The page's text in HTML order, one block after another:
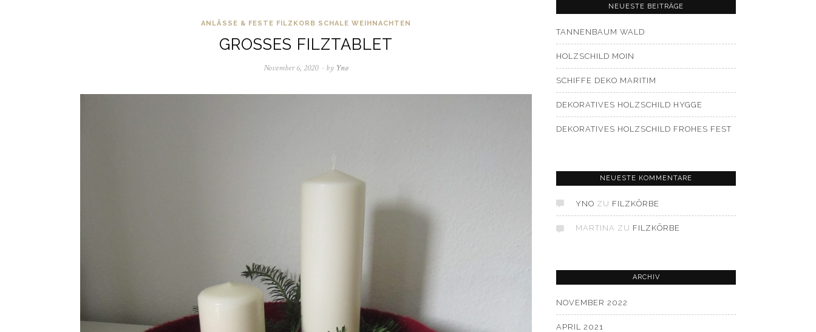
ANLÄSSE & FESTE FILZKORB SCHALE WEIHNACHTEN
GROSSES FILZTABLET
November 6, 2020April
2021
by Yno
NEUESTE BEITRÄGE
TANNENBAUM WALD
HOLZSCHILD MOIN
SCHIFFE DEKO MARITIM
DEKORATIVES HOLZSCHILD HYGGE
DEKORATIVES HOLZSCHILD FROHES FEST
NEUESTE KOMMENTARE
YNO ZU FILZKÖRBE
MARTINA ZU FILZKÖRBE
ARCHIV
NOVEMBER 2022
APRIL 2021